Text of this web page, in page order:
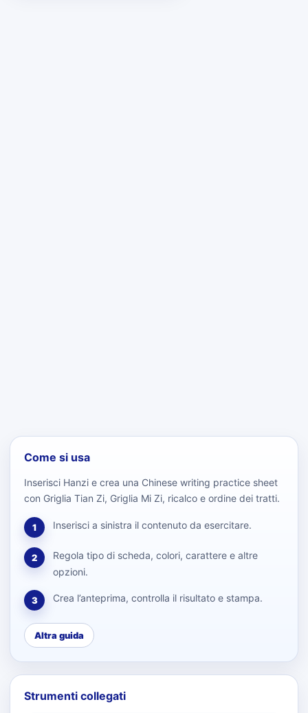
Come si usa
Inserisci Hanzi e crea una Chinese writing practice sheet
con Griglia Tian Zi, Griglia Mi Zi, ricalco e ordine dei tratti.
1 Inserisci a sinistra il contenuto da esercitare.
2
Regola tipo di scheda, colori, carattere e altre
opzioni.
3 Crea l’anteprima, controlla il risultato e stampa.
Altra guida
Strumenti collegati